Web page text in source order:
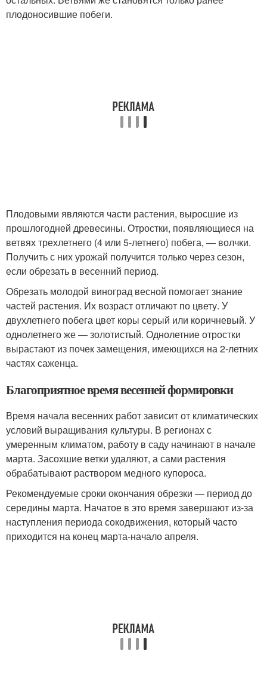
плодоносившие побеги.
Плодовыми являются части растения, выросшие из
прошлогодней древесины. Отростки, появляющиеся на
ветвях трехлетнего (4 или 5-летнего) побега, — волчки.
Получить с них урожай получится только через сезон,
если обрезать в весенний период.
Обрезать молодой виноград весной помогает знание
частей растения. Их возраст отличают по цвету. У
двухлетнего побега цвет коры серый или коричневый. У
однолетнего же — золотистый. Однолетние отростки
вырастают из почек замещения, имеющихся на 2-летних
частях саженца.
Благоприятное время весенней формировки
Время начала весенних работ зависит от климатических
условий выращивания культуры. В регионах с
умеренным климатом, работу в саду начинают в начале
марта. Засохшие ветки удаляют, а сами растения
обрабатывают раствором медного купороса.
Рекомендуемые сроки окончания обрезки — период до
середины марта. Начатое в это время завершают из-за
наступления периода сокодвижения, который часто
приходится на конец марта-начало апреля.